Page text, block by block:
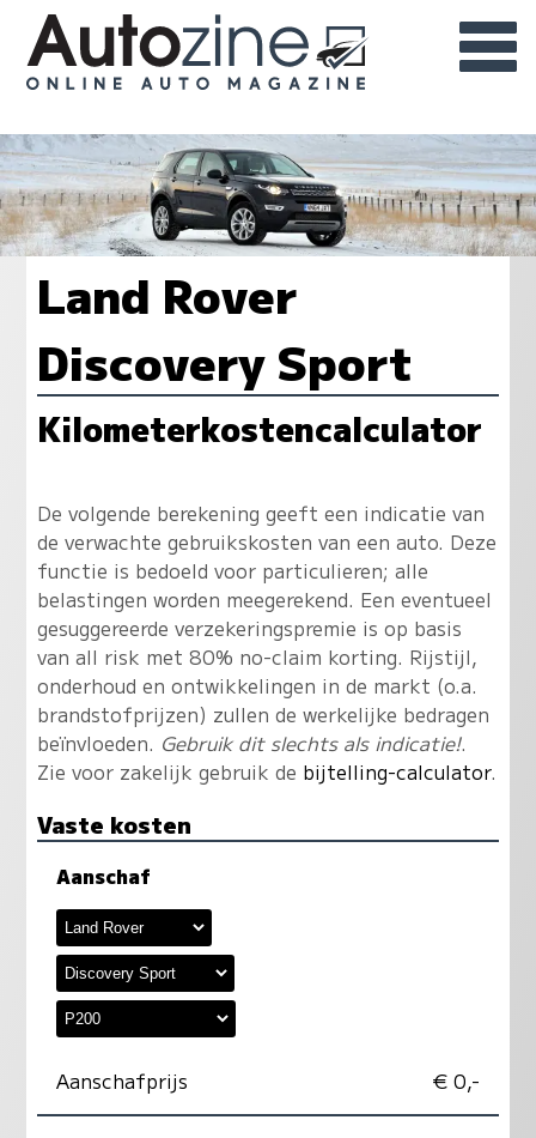
Land Rover
Discovery Sport
Kilometerkostencalculator
De volgende berekening geeft een indicatie van
de verwachte gebruikskosten van een auto. Deze
functie is bedoeld voor particulieren; alle
belastingen worden meegerekend. Een eventueel
gesuggereerde verzekeringspremie is op basis
van all risk met 80% no-claim korting. Rijstijl,
onderhoud en ontwikkelingen in de markt (o.a.
brandstofprijzen) zullen de werkelijke bedragen
beïnvloeden. Gebruik dit slechts als indicatie!.
Zie voor zakelijk gebruik de bijtelling-calculator.
Vaste kosten
Aanschaf
Aanschafprijs € 0,-